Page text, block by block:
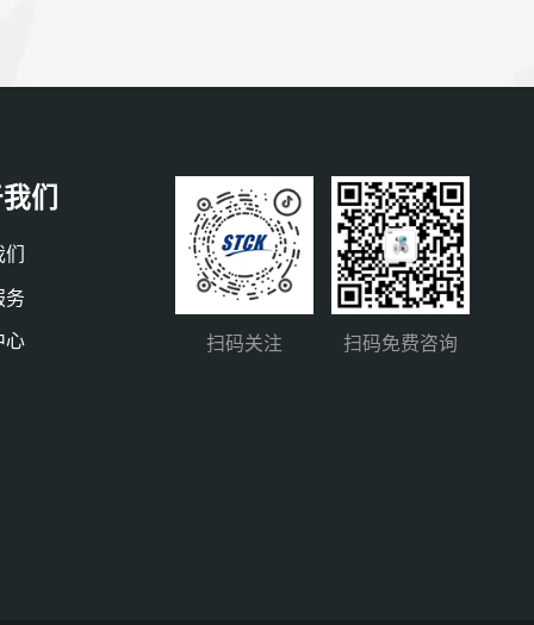
们
务
心 扫码关注 扫码免费咨询